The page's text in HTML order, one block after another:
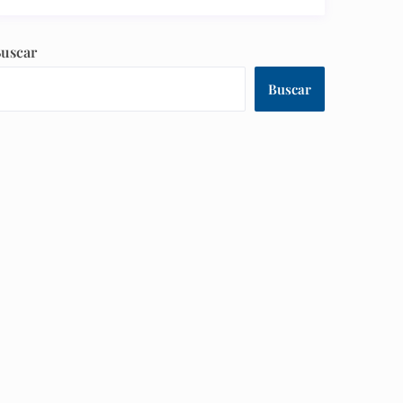
Buscar